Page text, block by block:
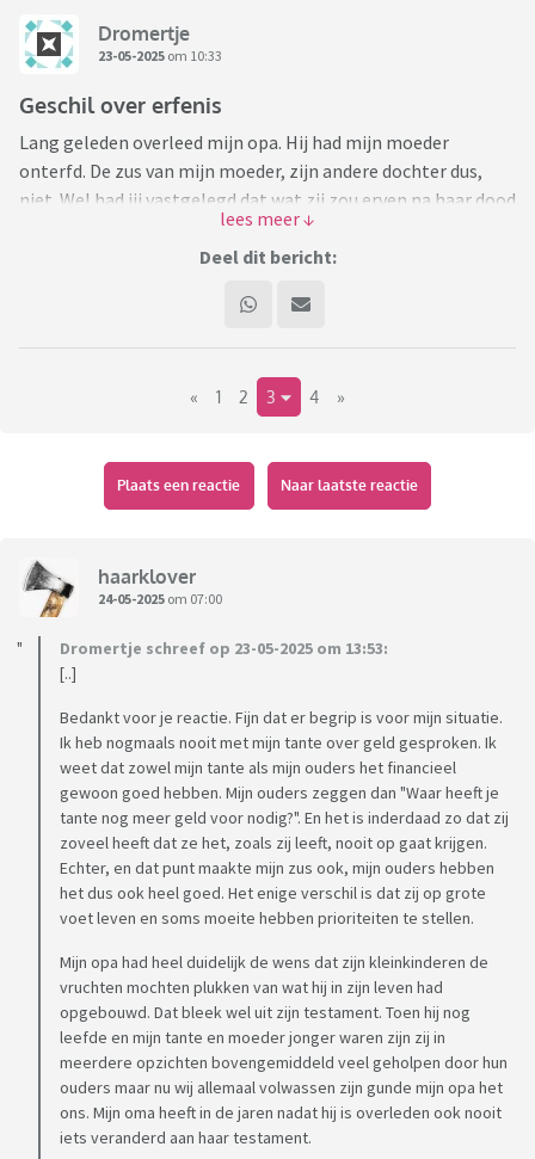
Dromertje
23-05-2025 om 10:33
Geschil over erfenis
Lang geleden overleed mijn opa. Hij had mijn moeder
onterfd. De zus van mijn moeder, zijn andere dochter dus,
niet. Wel had jij vastgelegd dat wat zij zou erven na haar dood
naar ons zou gaan, en er stonden nog wat meer dingen in ten
gunste van ons. Met wij bedoel ik de kinderen van mijn
aan ons gedacht. Afgelopen jaar is ook mijn oma overleden
en zij had precies hetzelfde testament als mijn opa. Ook zij
heeft mijn moeder dus onterfd.
altijd contact heeft gehad met haar ouders, tot op het
laatste moment. Het is wel zo dat mijn tante veel meer de
zorgtaken op haar nam. Mijn ouders reizen veel. Zo hebben
vakantie waren in het buitenland. Verschillende landen
bezocht. Dat mijn moeder zo haar eigen weg gaat is ook de
met haar moeder. Mijn tante onderneemt heel weinig en
heeft ook geen actief sociaal leven. Ze ging bijna dagelijks op
bezoek bij mijn oma. Als dochter ben ik erg blij dat mijn
ouders juist zo genieten van hun leven. Ze hebben het ook
financieel goed. Naast een huis van meer dan een miljoen in
Nederland hebben ze ook in Zuid-Europa een heel mooi huis,
met zwembad, 6 slaapkamers etc. Mijn moeder geeft wel
heel makkelijk geld uit waardoor er soms niet de juiste
prioriteiten worden gesteld. Met dank aan mijn grootouders
heeft mijn tante het financieel ook heel goed, alleen doet ze
vermogensbelasting die ze jaarlijks moet betalen.
Na het overlijden van mijn oma hebben mijn ouders en broer
mijn tante ervan overtuigd dat, in plaats van nog een paar
ton op haar rekening te laten bijschrijven, ze ook afstand
kan doen ten gunste van de kinderen van mijn moeder. Mijn
tante heeft één voorwaarde gesteld en dat is dat mijn
Deel dit bericht:
« 1 2 3 4 »
Plaats een reactie Naar laatste reactie
haarklover
24-05-2025 om 07:00
Dromertje schreef op 23-05-2025 om 13:53:
[..]
Bedankt voor je reactie. Fijn dat er begrip is voor mijn situatie.
Ik heb nogmaals nooit met mijn tante over geld gesproken. Ik
weet dat zowel mijn tante als mijn ouders het financieel
gewoon goed hebben. Mijn ouders zeggen dan "Waar heeft je
tante nog meer geld voor nodig?". En het is inderdaad zo dat zij
zoveel heeft dat ze het, zoals zij leeft, nooit op gaat krijgen.
Echter, en dat punt maakte mijn zus ook, mijn ouders hebben
het dus ook heel goed. Het enige verschil is dat zij op grote
voet leven en soms moeite hebben prioriteiten te stellen.
Mijn opa had heel duidelijk de wens dat zijn kleinkinderen de
vruchten mochten plukken van wat hij in zijn leven had
opgebouwd. Dat bleek wel uit zijn testament. Toen hij nog
leefde en mijn tante en moeder jonger waren zijn zij in
meerdere opzichten bovengemiddeld veel geholpen door hun
ouders maar nu wij allemaal volwassen zijn gunde mijn opa het
ons. Mijn oma heeft in de jaren nadat hij is overleden ook nooit
iets veranderd aan haar testament.